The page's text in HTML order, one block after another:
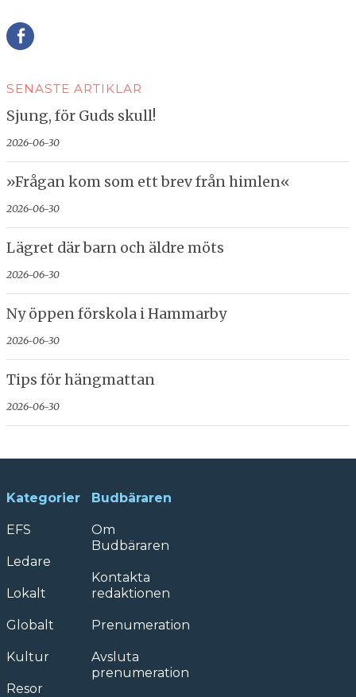
SENASTE ARTIKLAR
Sjung, för Guds skull!
2026-06-30
»Frågan kom som ett brev från himlen«
2026-06-30
Lägret där barn och äldre möts
2026-06-30
Ny öppen förskola i Hammarby
2026-06-30
Tips för hängmattan
2026-06-30
Kategorier
EFS
Ledare
Lokalt
Globalt
Kultur
Resor
Budbäraren
Om
Budbäraren
Kontakta
redaktionen
Prenumeration
Avsluta
prenumeration